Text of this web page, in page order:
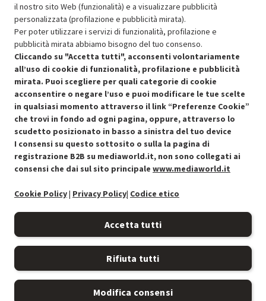
Aggiungi al carrello
SCONTO RICONDIZIONATI
Approfitta dello sconto del 30% sul prodotto ricondizionato.
Condizioni generali di vendita Recedere dal contratto qui
il nostro sito Web (funzionalità) e a visualizzare pubblicità
personalizzata (profilazione e pubblicità mirata).
Per poter utilizzare i servizi di funzionalità, profilazione e
pubblicità mirata abbiamo bisogno del tuo consenso.
Cliccando su "Accetta tutti", acconsenti volontariamente
all’uso di cookie di funzionalità, profilazione e pubblicità
mirata. Puoi scegliere per quali categorie di cookie
acconsentire o negare l’uso e puoi modificare le tue scelte
in qualsiasi momento attraverso il link “Preferenze Cookie”
che trovi in fondo ad ogni pagina, oppure, attraverso lo
scudetto posizionato in basso a sinistra del tuo device
I consensi su questo sottosito o sulla la pagina di
registrazione B2B su mediaworld.it, non sono collegati ai
consensi che dai sul sito principale www.mediaworld.it
Cookie Policy| Privacy Policy| Codice etico
Accetta tutti
Rifiuta tutti
Modifica consensi